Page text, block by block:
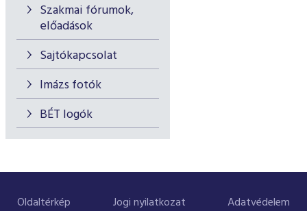
Szakmai fórumok,
előadások
Sajtókapcsolat
Imázs fotók
BÉT logók
Oldaltérkép Jogi nyilatkozat Adatvédelem